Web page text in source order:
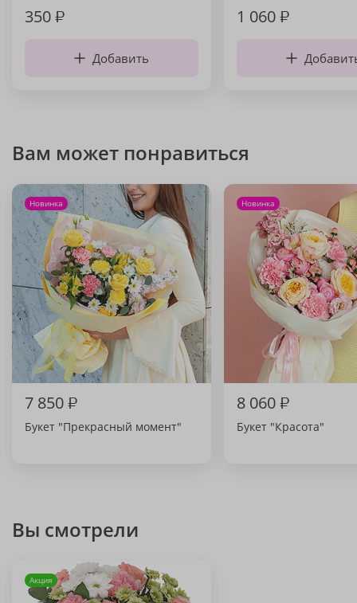
350₽
Добавить
1 060₽
Вам может понравиться
Новинка
7 850₽
Букет "Прекрасный момент"
Новинка
8 060₽
Букет "Красота"
Вы смотрели
Акция